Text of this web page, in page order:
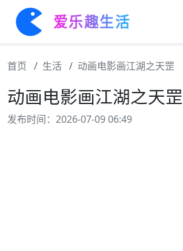
爱乐趣生活
首页 生活 动画电影画江湖之天罡
动画电影画江湖之天罡
发布时间：2026-07-09 06:49